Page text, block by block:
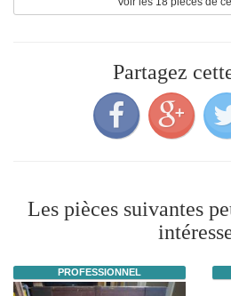
Partagez
Les pièces suivantes
PROFESSIONNEL